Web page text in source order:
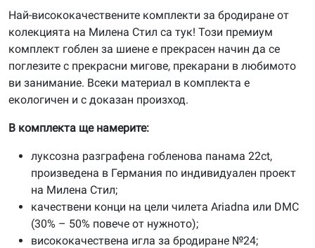
Най-висококачествените комплекти за бродиране от
колекцията на Милена Стил са тук! Този премиум
комплект гоблен за шиене е прекрасен начин да се
поглезите с прекрасни мигове, прекарани в любимото
ви занимание. Всеки материал в комплекта е
екологичен и с доказан произход.
В комплекта ще намерите:
луксозна разграфена гобленова панама 22ct,
произведена в Германия по индивидуален проект
на Милена Стил;
качествени конци на цели чилета Ariadna или DMC
(30% – 50% повече от нужното);
висококачествена игла за бродиране №24;